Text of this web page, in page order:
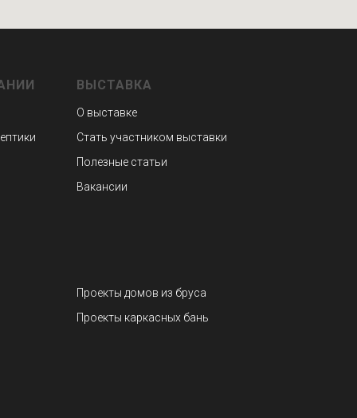
ВЫСТАВКА
О выставке
Стать участником выставки
Полезные статьи
Вакансии
Проекты домов из бруса
Проекты каркасных бань